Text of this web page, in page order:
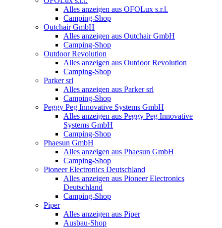
Alles anzeigen aus OFOLux s.r.l.
Camping-Shop
Outchair GmbH
Alles anzeigen aus Outchair GmbH
Camping-Shop
Outdoor Revolution
Alles anzeigen aus Outdoor Revolution
Camping-Shop
Parker srl
Alles anzeigen aus Parker srl
Camping-Shop
Peggy Peg Innovative Systems GmbH
Alles anzeigen aus Peggy Peg Innovative
Systems GmbH
Camping-Shop
Phaesun GmbH
Alles anzeigen aus Phaesun GmbH
Camping-Shop
Pioneer Electronics Deutschland
Alles anzeigen aus Pioneer Electronics
Deutschland
Camping-Shop
Piper
Alles anzeigen aus Piper
Ausbau-Shop